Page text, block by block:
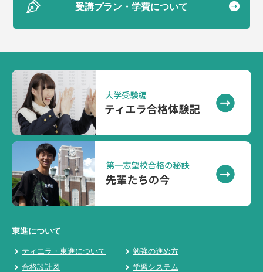
受講プラン・学費について
東進について
ティエラ・東進について
勉強の進め方
合格設計図
学習システム